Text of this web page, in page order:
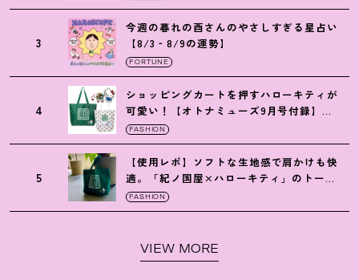
3
今週の暮れの酉さんのやさしすぎる星占い
【8/3‐8/9の運勢】
FORTUNE
4
ショッピングカートを押すハローキティが
可愛い ！
【オトナミューズ9月号付録】紀
ノ国屋バッグ
FASHION
5
【使用レポ】ソフトな生地感で肩かけも快
適。「紀ノ国屋×ハローキティ」のトート
がガシガシ使えて最高です
FASHION
VIEW MORE